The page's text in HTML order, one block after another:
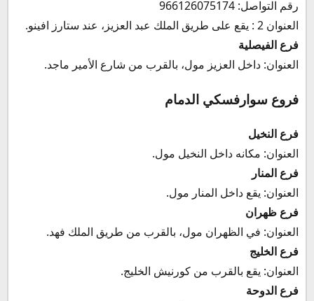
رقم التواصل: 966126075174
العنوان 2 : يقع على طريق الملك عبد العزيز، عند ستارز افينو.
فرع الفيصلية
العنوان: داخل العزيز مول، بالقرب من شارع الأمير ماجد.
فروع سوارفسكي الدمام
فرع النخيل
العنوان: مكانه داخل النخيل مول.
فرع المنار
العنوان: يقع داخل المنار مول.
فرع ظهران
العنوان: في الظهران مول، بالقرب من طريق الملك فهد.
فرع الخليج
العنوان: يقع بالقرب من كورنيش الخليج.
فرع الدوحة